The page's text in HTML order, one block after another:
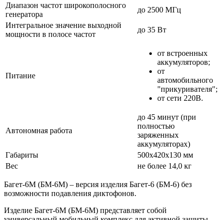
Диапазон частот широкополосного
генератора
до 2500 МГц
Интегральное значение выходной
мощности в полосе частот
до 35 Вт
Питание
от встроенных
аккумуляторов;
от
автомобильного
"прикуривателя";
от сети 220В.
Автономная работа
до 45 минут (при
полностью
заряженных
аккумуляторах)
Габариты
500х420х130 мм
Вес
не более 14,0 кг
Багет-6М (БМ-6М) – версия изделия Багет-6 (БМ-6) без
возможности подавления диктофонов.
Изделие Багет-6М (БМ-6М) представляет собой